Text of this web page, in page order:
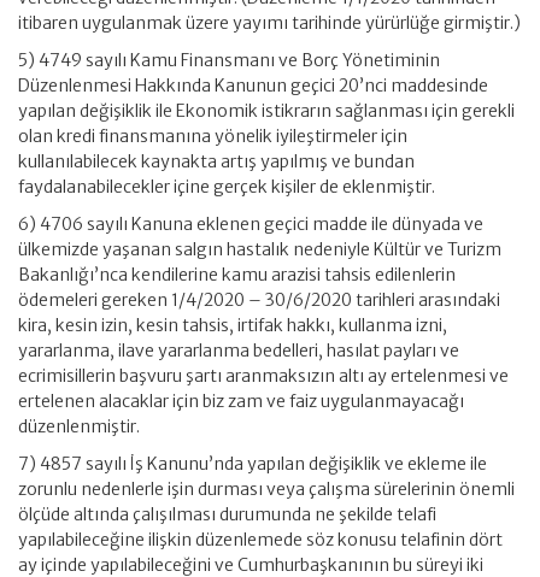
itibaren uygulanmak üzere yayımı tarihinde yürürlüğe girmiştir.)
5) 4749 sayılı Kamu Finansmanı ve Borç Yönetiminin
Düzenlenmesi Hakkında Kanunun geçici 20’nci maddesinde
yapılan değişiklik ile Ekonomik istikrarın sağlanması için gerekli
olan kredi finansmanına yönelik iyileştirmeler için
kullanılabilecek kaynakta artış yapılmış ve bundan
faydalanabilecekler içine gerçek kişiler de eklenmiştir.
6) 4706 sayılı Kanuna eklenen geçici madde ile dünyada ve
ülkemizde yaşanan salgın hastalık nedeniyle Kültür ve Turizm
Bakanlığı’nca kendilerine kamu arazisi tahsis edilenlerin
ödemeleri gereken 1/4/2020 – 30/6/2020 tarihleri arasındaki
kira, kesin izin, kesin tahsis, irtifak hakkı, kullanma izni,
yararlanma, ilave yararlanma bedelleri, hasılat payları ve
ecrimisillerin başvuru şartı aranmaksızın altı ay ertelenmesi ve
ertelenen alacaklar için biz zam ve faiz uygulanmayacağı
düzenlenmiştir.
7) 4857 sayılı İş Kanunu’nda yapılan değişiklik ve ekleme ile
zorunlu nedenlerle işin durması veya çalışma sürelerinin önemli
ölçüde altında çalışılması durumunda ne şekilde telafi
yapılabileceğine ilişkin düzenlemede söz konusu telafinin dört
ay içinde yapılabileceğini ve Cumhurbaşkanının bu süreyi iki